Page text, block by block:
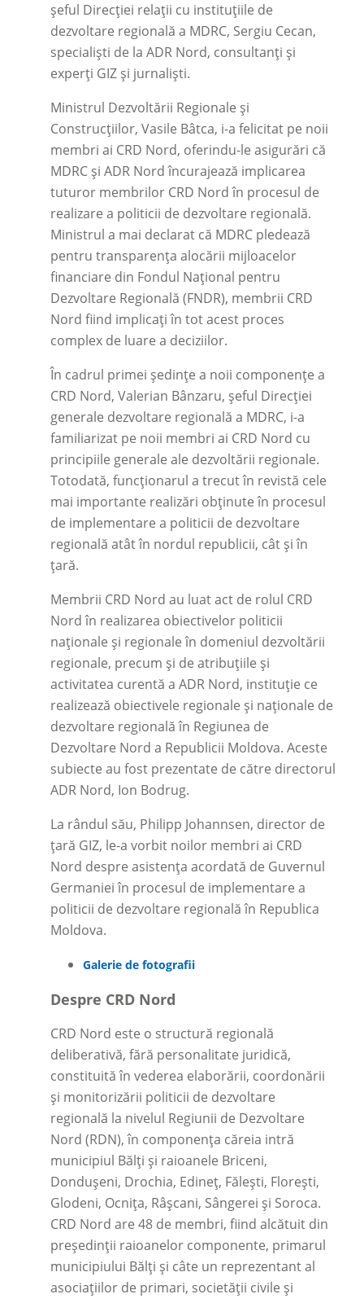
șeful Direcției relații cu instituțiile de
dezvoltare regională a MDRC, Sergiu Cecan,
specialiști de la ADR Nord, consultanți și
experți GIZ și jurnaliști.
Ministrul Dezvoltării Regionale și
Construcțiilor, Vasile Bâtca, i-a felicitat pe noii
membri ai CRD Nord, oferindu-le asigurări că
MDRC și ADR Nord încurajează implicarea
tuturor membrilor CRD Nord în procesul de
realizare a politicii de dezvoltare regională.
Ministrul a mai declarat că MDRC pledează
pentru transparența alocării mijloacelor
financiare din Fondul Național pentru
Dezvoltare Regională (FNDR), membrii CRD
Nord fiind implicați în tot acest proces
complex de luare a deciziilor.
În cadrul primei ședințe a noii componențe a
CRD Nord, Valerian Bânzaru, șeful Direcției
generale dezvoltare regională a MDRC, i-a
familiarizat pe noii membri ai CRD Nord cu
principiile generale ale dezvoltării regionale.
Totodată, funcționarul a trecut în revistă cele
mai importante realizări obținute în procesul
de implementare a politicii de dezvoltare
regională atât în nordul republicii, cât și în
țară.
Membrii CRD Nord au luat act de rolul CRD
Nord în realizarea obiectivelor politicii
naţionale şi regionale în domeniul dezvoltării
regionale, precum și de atribuțiile și
activitatea curentă a ADR Nord, instituție ce
realizează obiectivele regionale şi naţionale de
dezvoltare regională în Regiunea de
Dezvoltare Nord a Republicii Moldova. Aceste
subiecte au fost prezentate de către directorul
ADR Nord, Ion Bodrug.
La rândul său, Philipp Johannsen, director de
țară GIZ, le-a vorbit noilor membri ai CRD
Nord despre asistenţa acordată de Guvernul
Germaniei în procesul de implementare a
politicii de dezvoltare regională în Republica
Moldova.
Galerie de fotografii
Despre CRD Nord
CRD Nord este o structură regională
deliberativă, fără personalitate juridică,
constituită în vederea elaborării, coordonării
și monitorizării politicii de dezvoltare
regională la nivelul Regiunii de Dezvoltare
Nord (RDN), în componența căreia intră
municipiul Bălți și raioanele Briceni,
Dondușeni, Drochia, Edineț, Fălești, Florești,
Glodeni, Ocnița, Râșcani, Sângerei și Soroca.
CRD Nord are 48 de membri, fiind alcătuit din
președinții raioanelor componente, primarul
municipiului Bălți și câte un reprezentant al
asociațiilor de primari, societății civile și